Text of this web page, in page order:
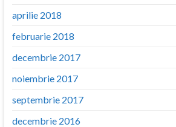
aprilie 2018
februarie 2018
decembrie 2017
noiembrie 2017
septembrie 2017
decembrie 2016